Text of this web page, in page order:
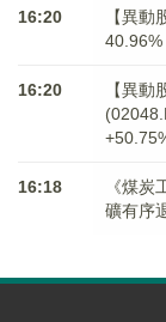
16:20
【異
16:20
【異
16:18
《煤
礦有序